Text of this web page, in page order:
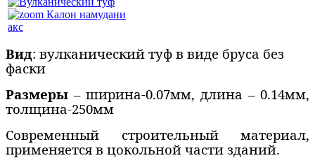
Калон намудани
акс
Вид: вулканический туф в виде бруса без
фаски
Размеры – ширина-0.07мм, длина – 0.14мм,
толщина-250мм
Cовременный строительный материал,
применяется в цокольной части зданий.